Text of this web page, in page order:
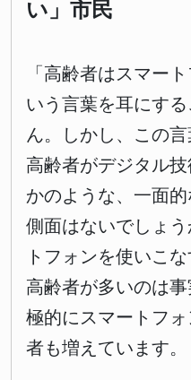
い」市民
「高齢者はスマー
いう言葉を耳にす
ん。しかし、この
高齢者がデジタル
かのような、一面
側面はないでしょ
トフォンを使いこ
高齢者が多いのは
極的にスマートフ
者も増えています。